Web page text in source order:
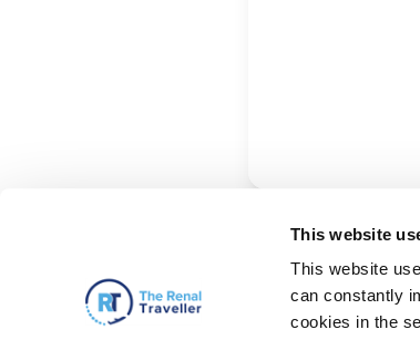
This website
This website
can constantly
cookies in the